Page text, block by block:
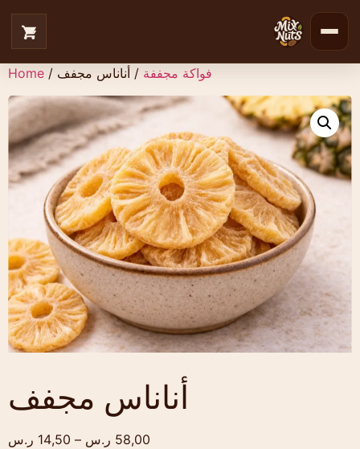
Home / فواكة مجففة / أناناس مجفف
أناناس مجفف
14,50 ر.س – 58,00 ر.س